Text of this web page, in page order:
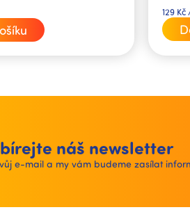
Měrná
cena:
129 Kč
náš newsletter
e-mail a my vám budeme zasílat